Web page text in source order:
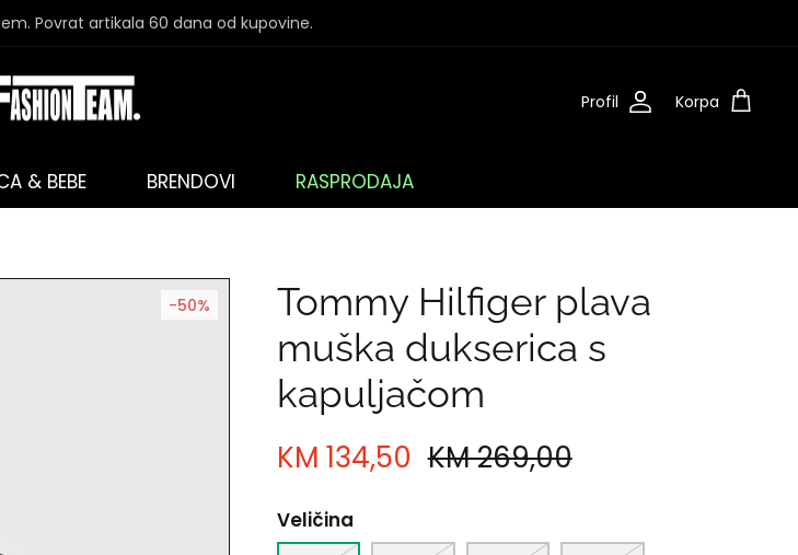
Povrat artikala 60 dana od kupovine.
Profil Korpa
& BEBE BRENDOVI RASPRODAJA
-50%
Tommy Hilfiger plava
muška dukserica s
kapuljačom
KM 134,50 KM 269,00
Veličina